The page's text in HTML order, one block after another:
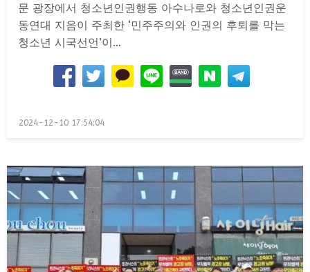
문 광장에서 청소년인권행동 아수나로와 청소년인권운
동연대 지음이 주최한 ‘민주주의와 인권의 후퇴를 막는
청소년 시국선언’이…
Posted
2024-12-10 17:54:04